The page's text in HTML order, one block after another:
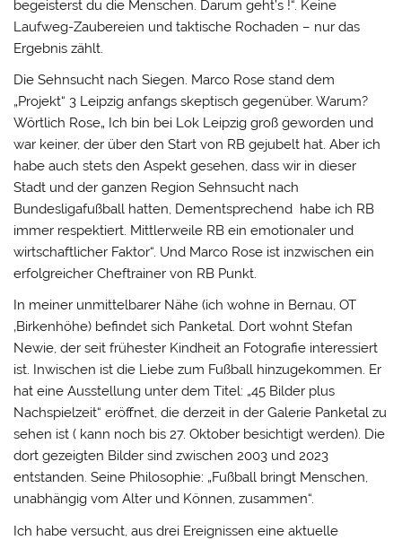
begeisterst du die Menschen. Darum geht’s !“. Keine
Laufweg-Zaubereien und taktische Rochaden – nur das
Ergebnis zählt.
Die Sehnsucht nach Siegen. Marco Rose stand dem
„Projekt“ 3 Leipzig anfangs skeptisch gegenüber. Warum?
Wörtlich Rose„ Ich bin bei Lok Leipzig groß geworden und
war keiner, der über den Start von RB gejubelt hat. Aber ich
habe auch stets den Aspekt gesehen, dass wir in dieser
Stadt und der ganzen Region Sehnsucht nach
Bundesligafußball hatten, Dementsprechend habe ich RB
immer respektiert. Mittlerweile RB ein emotionaler und
wirtschaftlicher Faktor“. Und Marco Rose ist inzwischen ein
erfolgreicher Cheftrainer von RB Punkt.
In meiner unmittelbarer Nähe (ich wohne in Bernau, OT
‚Birkenhöhe) befindet sich Panketal. Dort wohnt Stefan
Newie, der seit frühester Kindheit an Fotografie interessiert
ist. Inwischen ist die Liebe zum Fußball hinzugekommen. Er
hat eine Ausstellung unter dem Titel: „45 Bilder plus
Nachspielzeit“ eröffnet, die derzeit in der Galerie Panketal zu
sehen ist ( kann noch bis 27. Oktober besichtigt werden). Die
dort gezeigten Bilder sind zwischen 2003 und 2023
entstanden. Seine Philosophie: „Fußball bringt Menschen,
unabhängig vom Alter und Können, zusammen“.
Ich habe versucht, aus drei Ereignissen eine aktuelle